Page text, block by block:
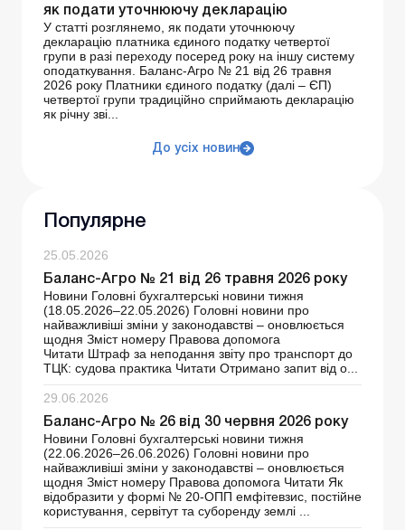
як подати уточнюючу декларацію
У статті розглянемо, як подати уточнюючу
декларацію платника єдиного податку четвертої
групи в разі переходу посеред року на іншу систему
оподаткування. Баланс-Агро № 21 від 26 травня
2026 року Платники єдиного податку (далі – ЄП)
четвертої групи традиційно сприймають декларацію
як річну зві...
До усіх новин
Популярне
25.05.2026
Баланс-Агро № 21 від 26 травня 2026 року
Новини Головні бухгалтерські новини тижня
(18.05.2026–22.05.2026) Головні новини про
найважливіші зміни у законодавстві – оновлюється
щодня Зміст номеру Правова допомога
Читати Штраф за неподання звіту про транспорт до
ТЦК: судова практика Читати Отримано запит від о...
29.06.2026
Баланс-Агро № 26 від 30 червня 2026 року
Новини Головні бухгалтерські новини тижня
(22.06.2026–26.06.2026) Головні новини про
найважливіші зміни у законодавстві – оновлюється
щодня Зміст номеру Правова допомога Читати Як
відобразити у формі № 20-ОПП емфітевзис, постійне
користування, сервітут та суборенду землі ...